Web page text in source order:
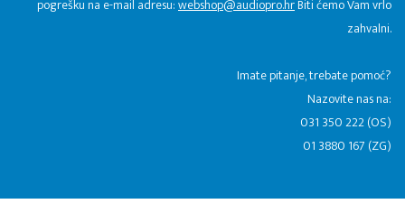
pogrešku na e-mail adresu:webshop@audiopro.hrBiti ćemo Vam vrlo
zahvalni.
​Imate pitanje, trebate pomoć?
Nazovite nas na:
031 350 222 (OS)
01 3880 167 (ZG)